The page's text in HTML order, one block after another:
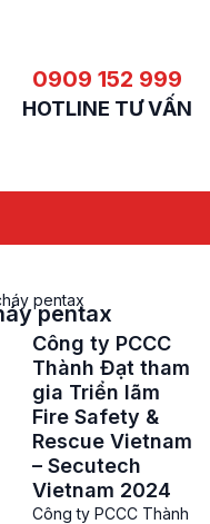
0909 152 999
HOTLINE TƯ VẤN
pentax
pentax
Công ty PCCC
Thành Đạt tham
gia Triển lãm
Fire Safety &
Rescue Vietnam
– Secutech
Vietnam 2024
Công ty PCCC Thành